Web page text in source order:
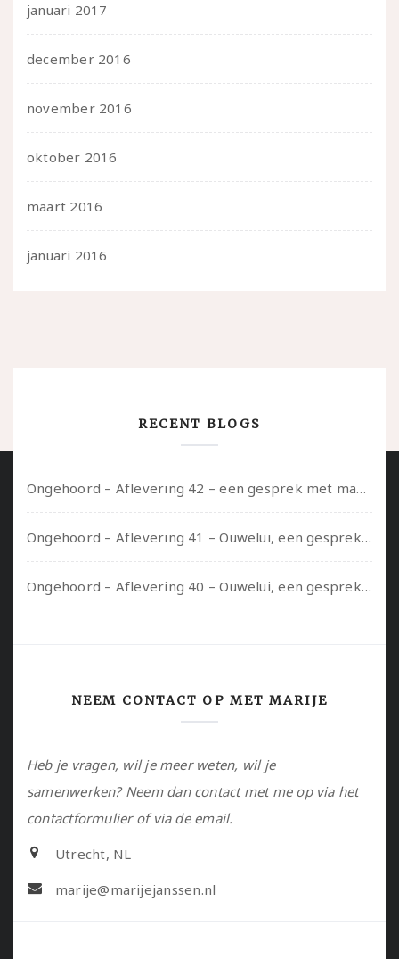
januari 2017
december 2016
november 2016
oktober 2016
maart 2016
januari 2016
RECENT BLOGS
Ongehoord – Aflevering 42 – een gesprek met marijn over seksueel opbloeien, het ouderschap uitvinden en verschillende leeftijden in je mee dragen
Ongehoord – Aflevering 41 – Ouwelui, een gesprek met Marcelle over polyamorie op latere leeftijd, (mantel)zorg voor je partners en seksueel plezier.
Ongehoord – Aflevering 40 – Ouwelui, een gesprek met Sadie Lune over vormende relaties en de geschiedenis van de queer pornobeweging
NEEM CONTACT OP MET MARIJE
Heb je vragen, wil je meer weten, wil je
samenwerken? Neem dan contact met me op via het
contactformulier of via de email.
Utrecht, NL
marije@marijejanssen.nl